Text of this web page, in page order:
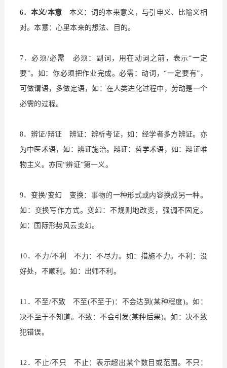
6．本义/本意 本义：词的本来意义，与引申义、比喻义相
对。本意：心里本来的想法、目的。
7．必须/必需 必须：副词，用在动词之前，表示“一定
要”。如：你必须把作业完成。必需：动词，“一定要有”，
可做谓语，多做定语，如：在人类进化过程中，劳动是一个
必需的过程。
8．辨证/辩证 辨证：辨析考证，如：经学者多方辨证。亦
为中医术语，如：辨证施治。辩证：哲学术语，如：辩证唯
物主义。亦同“辨证”第一义。
9．变换/变幻 变换：事物的一种形式或内容换成另一种。
如：变换写作方式。变幻：不规则地改变，强调不固定。
如：国际形势风云变幻。
10．不力/不利 不力：不尽力。如：措施不力。不利：没
好处，不顺利。如：出师不利。
11．不至/不致 不至(不至于)：不会达到(某种程度)。如：
决不至于不知道。不致：不会引发(某种后果)。如：决不致
犯错误。
12．不止/不只 不止：表示超出某个数目或范围。不只：